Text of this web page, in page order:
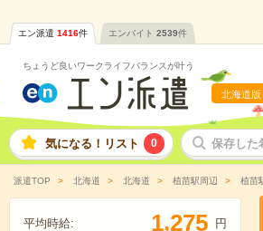
エン派遣 1416件 エンバイト 2539件
ちょうど良いワークライフバランスが叶う
北海道版
気になる！リスト 0 保存した
派遣TOP 北海道 北海道 植苗駅周辺 植苗
平均時給: 1,275 円